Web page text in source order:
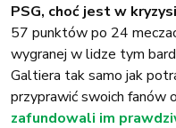
PSG, choć jest w
57 punktów po 24
wygranej w lidze tym
Galtiera tak samo jak
przyprawić swoich fanów
zafundowali im